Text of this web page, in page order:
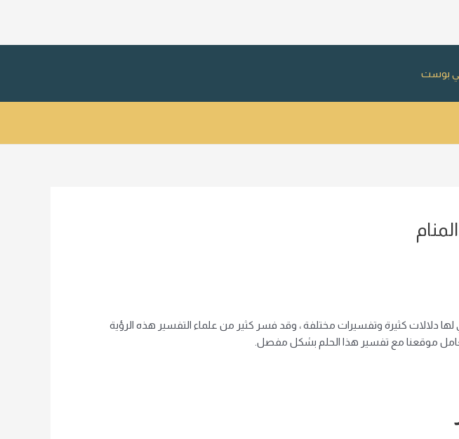
دلالات كثيرة وتفسيرات مختلفة ، وقد فسر كثير من علماء التفسير هذه الرؤية
موقعنا مع تفسير هذا الحلم بشكل مفصل.